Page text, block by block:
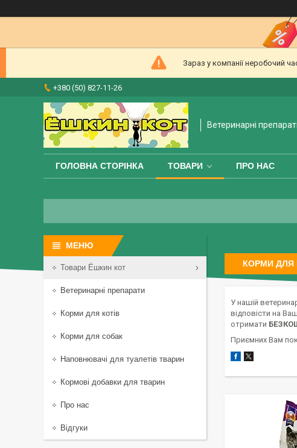
Зараз у компанії неробочий
+380 (50) 827-11-26
Ветеринарні
ГОЛОВНА СТОРІНКА ТОВАРИ ПРО НАС
КОРМИ ДЛЯ
У нашій
відповісти на
отримати
Приємних Вам
Товари Ёшкин кот
Ветеринарні препарати
Корми для котів
Корми для собак
Наповнювачі для туалетів тварин
Кормові добавки для тварин
Про нас
Відгуки